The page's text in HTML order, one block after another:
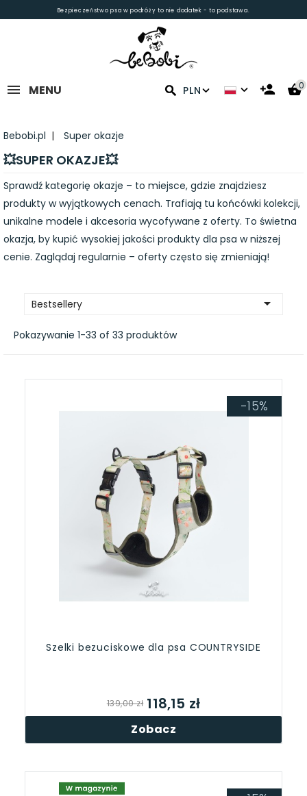
Bezpieczeństwo psa w podróży to nie dodatek - to podstawa.
0
PLN
MENU
Bebobi.pl Super okazje
💥SUPER OKAZJE💥
Sprawdź kategorię okazje – to miejsce, gdzie znajdziesz
produkty w wyjątkowych cenach. Trafiają tu końcówki kolekcji,
unikalne modele i akcesoria wycofywane z oferty. To świetna
okazja, by kupić wysokiej jakości produkty dla psa w niższej
cenie. Zaglądaj regularnie – oferty często się zmieniają!
Bestsellery 
Pokazywanie 1-33 of 33 produktów
Szelki bezuciskowe dla psa COUNTRYSIDE
139,00 zł
-15%
118,15 zł
Zobacz